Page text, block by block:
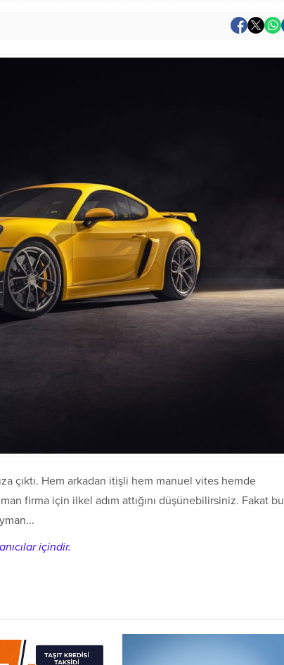
çıktı. Hem arkadan itişli hem manuel vites hemde
firma için ilkel adım attığını düşünebilirsiniz. Fakat bu
içindir.